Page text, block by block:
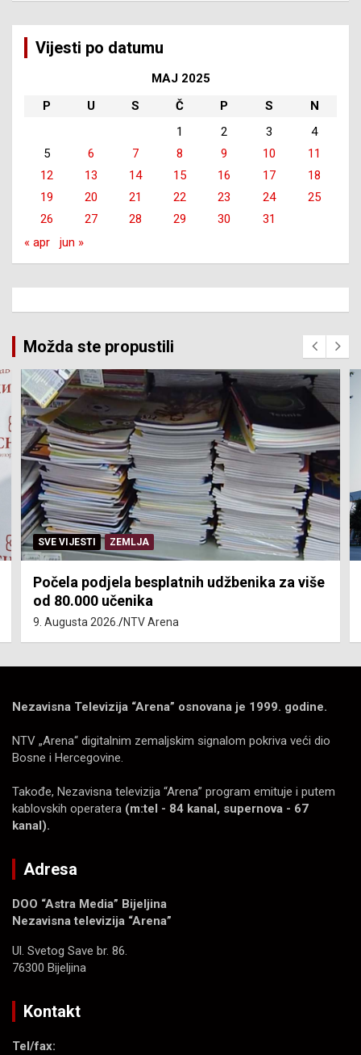
Vijesti po datumu
MAJ 2025
P
U S Č P S
N
1
2 3
4
5
6 7 8 9 10
11
12
13 14 15 16 17
18
19
20 21 22 23 24
25
26
27 28 29 30
31
« apr
jun »
Možda ste propustili
SVE VIJESTI ZEMLJA
Počela podjela besplatnih udžbenika za više
od 80.000 učenika
9. Augusta 2026. NTV Arena
Nezavisna Televizija “Arena” osnovana je 1999. godine.
NTV „Arena“ digitalnim zemaljskim signalom pokriva veći dio
Bosne i Hercegovine.
Takođe, Nezavisna televizija “Arena” program emituje i putem
kablovskih operatera (m:tel - 84 kanal, supernova - 67
kanal).
Adresa
DOO “Astra Media” Bijeljina
Nezavisna televizija “Arena”
Ul. Svetog Save br. 86.
76300 Bijeljina
Kontakt
Tel/fax: